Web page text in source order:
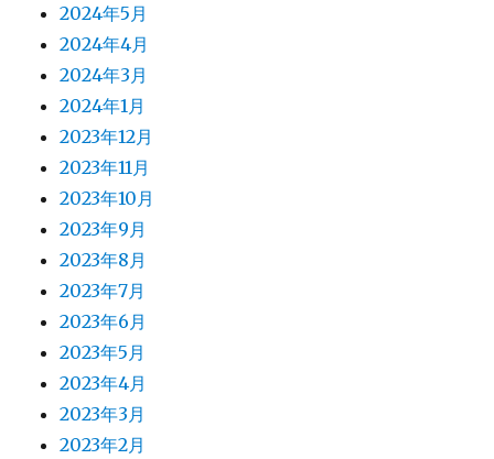
2024年5月
2024年4月
2024年3月
2024年1月
2023年12月
2023年11月
2023年10月
2023年9月
2023年8月
2023年7月
2023年6月
2023年5月
2023年4月
2023年3月
2023年2月